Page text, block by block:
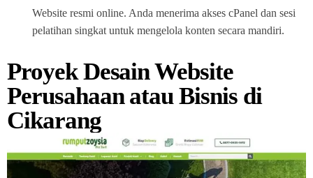
Website resmi online. Anda menerima akses cPanel dan sesi
pelatihan singkat untuk mengelola konten secara mandiri.
Proyek Desain Website
Perusahaan atau Bisnis di
Cikarang